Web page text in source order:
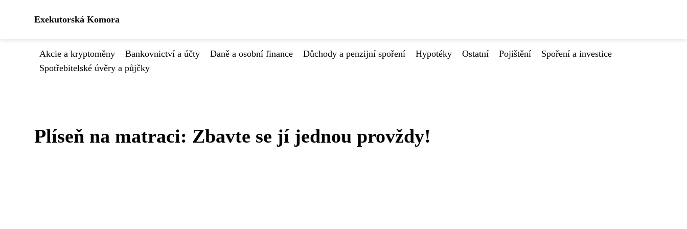
Exekutorská Komora
Akcie a kryptoměny Bankovnictví a účty Daně a osobní finance Důchody a penzijní spoření Hypotéky Ostatní Pojištění
Spoření a investice
Spotřebitelské úvěry a půjčky
Plíseň na matraci: Zbavte se jí jednou provždy!